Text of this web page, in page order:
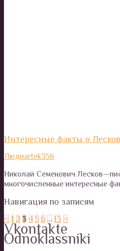
Интересные факты о
Людиartek356
Николай Семенович
многочисленные интересные
Навигация по записям
< 1 2 3 4 5 6 … 13 >
Vkontakte
Odnoklassniki